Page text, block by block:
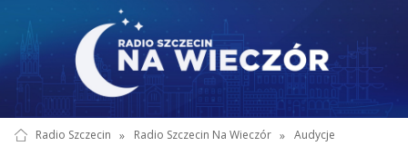
Radio Szczecin » Radio Szczecin Na Wieczór » Audycje